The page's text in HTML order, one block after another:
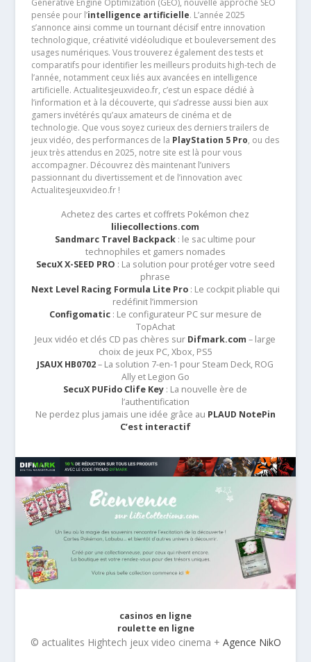
Generative Engine Optimization (GEO), nouvelle approche SEO
pensée pour l’intelligence artificielle. L’année 2025
s’annonce ainsi comme un tournant décisif entre innovation
technologique, créativité vidéoludique et bouleversement des
usages numériques. Vous trouverez également des tests et
comparatifs pour identifier les meilleurs produits high-tech de
l’année, notamment ceux liés aux avancées en intelligence
artificielle. Actualitesjeuxvideo.fr, c’est un espace dédié à
l’information et à la découverte, qui s’adresse aussi bien aux
gamers invétérés qu’aux amateurs de cinéma et de
technologie. Que vous soyez curieux des derniers trailers de
jeux vidéo, des performances de la PlayStation 5 Pro, ou des
jeux très attendus en 2025, notre site est là pour vous
accompagner. Découvrez dès maintenant l’univers
passionnant du divertissement et de l’innovation avec
Actualitesjeuxvideo.fr !
Achetez des cartes et coffrets Pokémon chez
liliecollections.com
Sandmarc Travel Backpack : le sac ultime pour
technophiles et gamers nomades
SecuX X-SEED PRO : La solution pour protéger votre seed
phrase
Next Level Racing Formula Lite Pro: Le cockpit pliable qui
redéfinit l’immersion
Configomatic: Le configurateur PC sur mesure de
TopAchat
Jeux vidéo et clés CD pas chères sur Difmark.com – large
choix de jeux PC, Xbox, PS5
JSAUX HB0702– La solution 7-en-1 pour Steam Deck, ROG
Ally et Legion Go
SecuX PUFido Clife Key : La nouvelle ère de
l’authentification
Ne perdez plus jamais une idée grâce au PLAUD NotePin
C’est interactif
casinos en ligne
roulette en ligne
© actualites Hightech jeux video cinema + Agence NikO